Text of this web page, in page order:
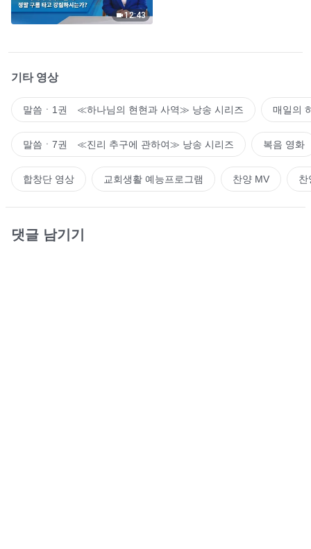
12:43
기타 영상
말씀ㆍ1권 ≪하나님의 현현과 사역≫ 낭송 시리즈 매일의
말씀ㆍ7권 ≪진리 추구에 관하여≫ 낭송 시리즈 복음 영화
합창단 영상 교회생활 예능프로그램 찬양 MV 찬
댓글 남기기